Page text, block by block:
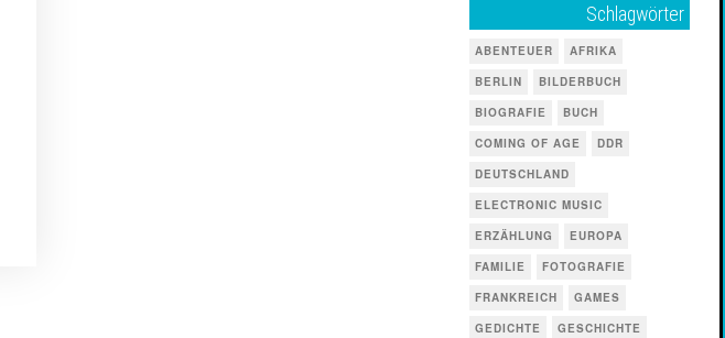
Schlagwörter
ABENTEUER
AFRIKA
BERLIN
BILDERBUCH
BIOGRAFIE
BUCH
COMING OF AGE
DDR
DEUTSCHLAND
ELECTRONIC MUSIC
ERZÄHLUNG
EUROPA
FAMILIE
FOTOGRAFIE
FRANKREICH
GAMES
GEDICHTE
GESCHICHTE